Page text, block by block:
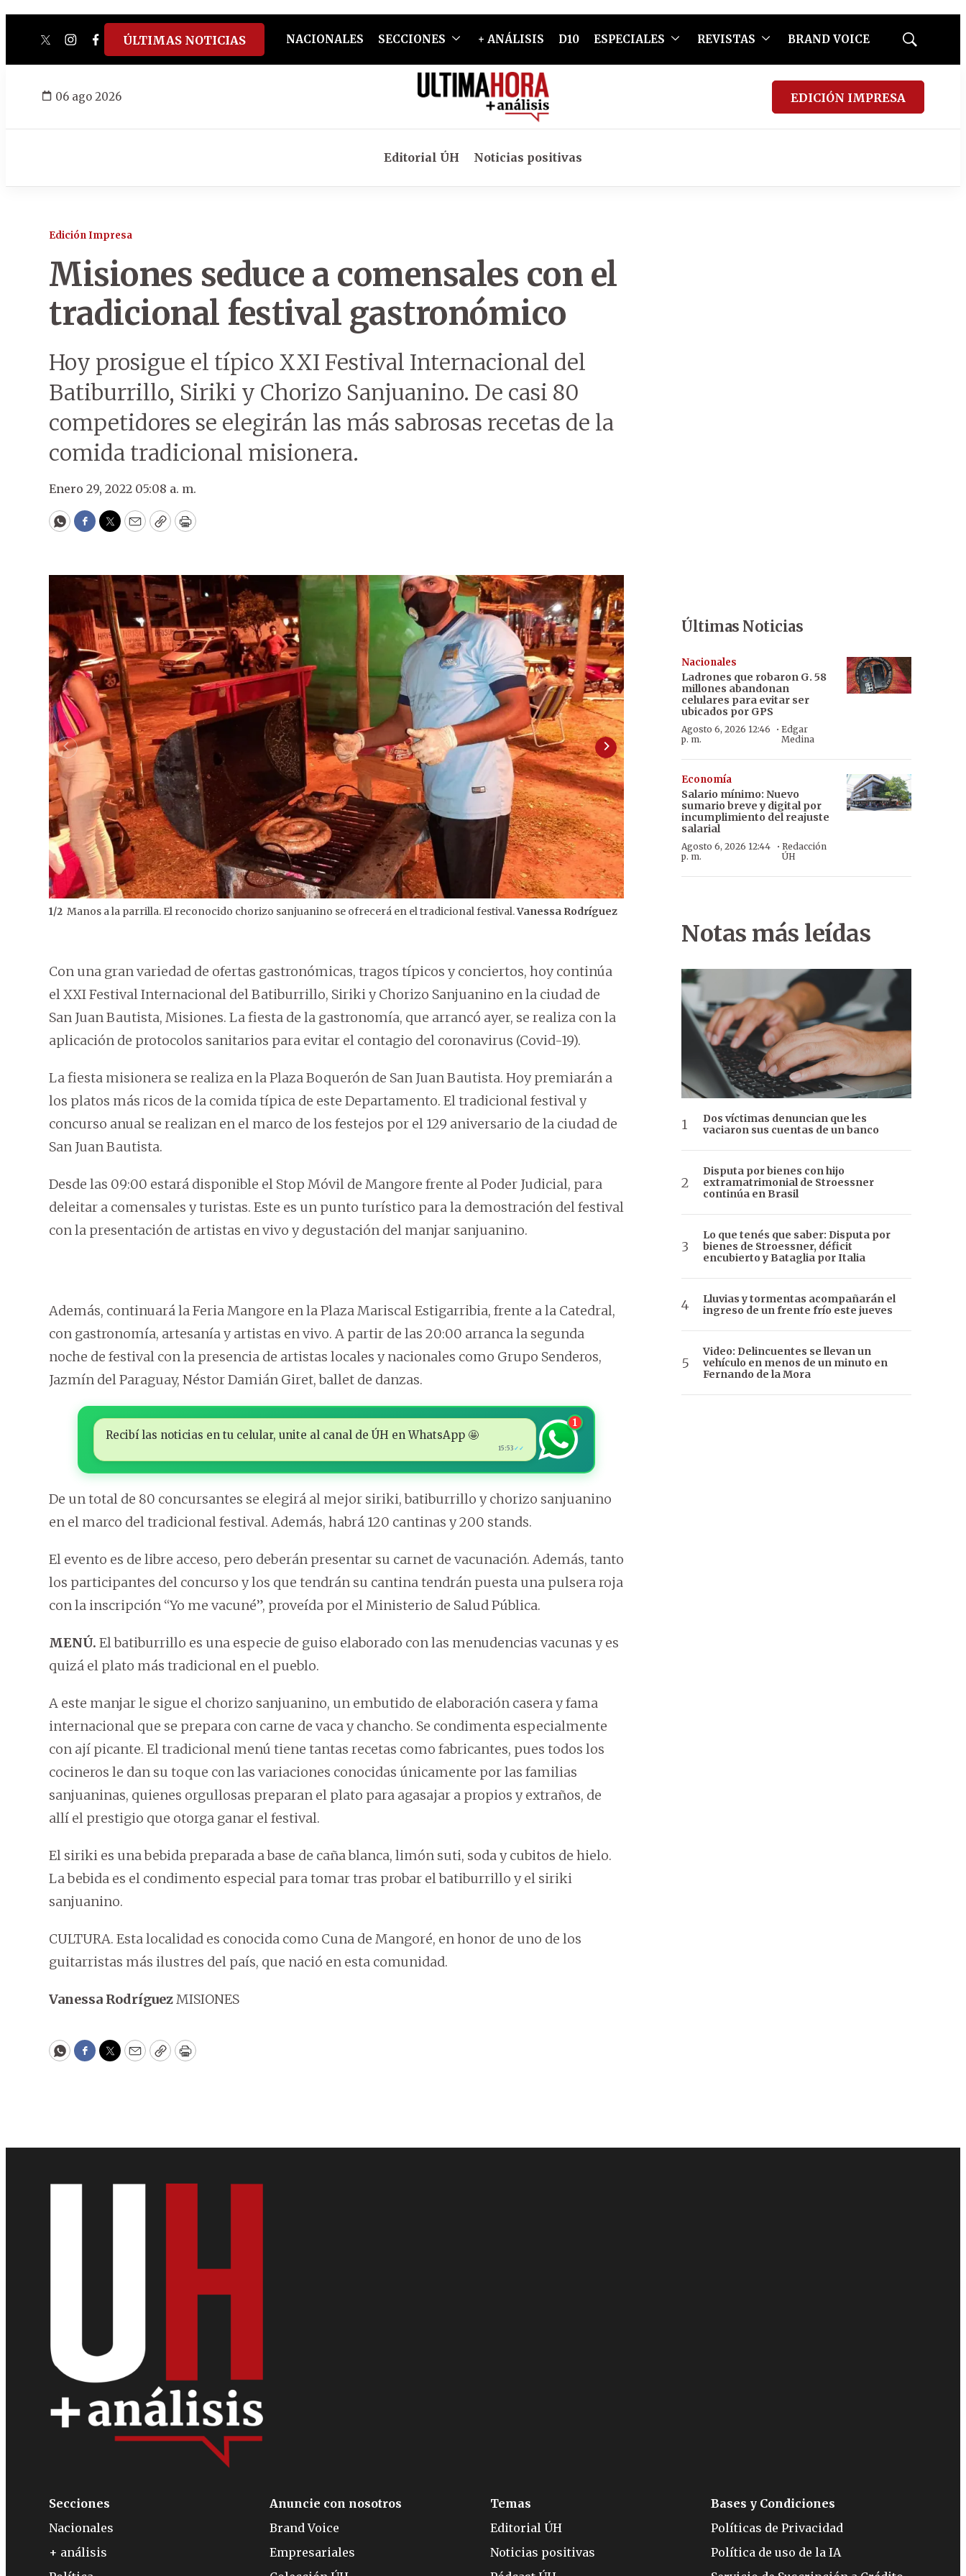
twitterinstagram
facebook
tiktokyoutube
spotify
ÚLTIMAS NOTICIAS NACIONALES SECCIONES + ANÁLISIS D10 ESPECIALES REVISTAS BRAND VOICE
Mostrar
06 ago 2026 EDICIÓN IMPRESA
Editorial ÚH Noticias positivas
Edición Impresa
Misiones seduce a comensales con el
tradicional festival gastronómico
Hoy prosigue el típico XXI Festival Internacional del
Batiburrillo, Siriki y Chorizo Sanjuanino. De casi 80
competidores se elegirán las más sabrosas recetas de la
comida tradicional misionera.
Enero 29, 2022 05:08 a. m.
WhatsApp
Facebook
Twitter
EmailCopyPrint
1/2 Manos a la parrilla. El reconocido chorizo sanjuanino se ofrecerá en el tradicional festival.Vanessa Rodríguez
Con una gran variedad de ofertas gastronómicas, tragos típicos y conciertos, hoy continúa
el XXI Festival Internacional del Batiburrillo, Siriki y Chorizo Sanjuanino en la ciudad de
San Juan Bautista, Misiones. La fiesta de la gastronomía, que arrancó ayer, se realiza con la
aplicación de protocolos sanitarios para evitar el contagio del coronavirus (Covid-19).
La fiesta misionera se realiza en la Plaza Boquerón de San Juan Bautista. Hoy premiarán a
los platos más ricos de la comida típica de este Departamento. El tradicional festival y
concurso anual se realizan en el marco de los festejos por el 129 aniversario de la ciudad de
San Juan Bautista.
Desde las 09:00 estará disponible el Stop Móvil de Mangore frente al Poder Judicial, para
deleitar a comensales y turistas. Este es un punto turístico para la demostración del festival
con la presentación de artistas en vivo y degustación del manjar sanjuanino.
Además, continuará la Feria Mangore en la Plaza Mariscal Estigarribia, frente a la Catedral,
con gastronomía, artesanía y artistas en vivo. A partir de las 20:00 arranca la segunda
noche de festival con la presencia de artistas locales y nacionales como Grupo Senderos,
Jazmín del Paraguay, Néstor Damián Giret, ballet de danzas.
Recibí las noticias en tu celular, unite al canal de ÚH en WhatsApp 🤩
15:53 ✓✓
1
De un total de 80 concursantes se elegirá al mejor siriki, batiburrillo y chorizo sanjuanino
en el marco del tradicional festival. Además, habrá 120 cantinas y 200 stands.
El evento es de libre acceso, pero deberán presentar su carnet de vacunación. Además, tanto
los participantes del concurso y los que tendrán su cantina tendrán puesta una pulsera roja
con la inscripción “Yo me vacuné”, proveída por el Ministerio de Salud Pública.
MENÚ. El batiburrillo es una especie de guiso elaborado con las menudencias vacunas y es
quizá el plato más tradicional en el pueblo.
A este manjar le sigue el chorizo sanjuanino, un embutido de elaboración casera y fama
internacional que se prepara con carne de vaca y chancho. Se condimenta especialmente
con ají picante. El tradicional menú tiene tantas recetas como fabricantes, pues todos los
cocineros le dan su toque con las variaciones conocidas únicamente por las familias
sanjuaninas, quienes orgullosas preparan el plato para agasajar a propios y extraños, de
allí el prestigio que otorga ganar el festival.
El siriki es una bebida preparada a base de caña blanca, limón suti, soda y cubitos de hielo.
La bebida es el condimento especial para tomar tras probar el batiburrillo y el siriki
sanjuanino.
CULTURA. Esta localidad es conocida como Cuna de Mangoré, en honor de uno de los
guitarristas más ilustres del país, que nació en esta comunidad.
Vanessa RodríguezMISIONES
WhatsApp
Facebook
Twitter
EmailCopyPrint
Últimas Noticias
Nacionales
Ladrones que robaron G. 58
millones abandonan
celulares para evitar ser
ubicados por GPS
Agosto 6, 2026 12:46
p. m.
· Edgar
Medina
Economía
Salario mínimo: Nuevo
sumario breve y digital por
incumplimiento del reajuste
salarial
Agosto 6, 2026 12:44
p. m.
· Redacción
ÚH
Notas más leídas
Dos víctimas denuncian que les
vaciaron sus cuentas de un banco
Disputa por bienes con hijo
extramatrimonial de Stroessner
continúa en Brasil
Lo que tenés que saber: Disputa por
bienes de Stroessner, déficit
encubierto y Bataglia por Italia
Lluvias y tormentas acompañarán el
ingreso de un frente frío este jueves
Video: Delincuentes se llevan un
vehículo en menos de un minuto en
Fernando de la Mora
Secciones
Nacionales
+ análisis
Anuncie con nosotros
Brand Voice
Empresariales
Temas
Editorial ÚH
Noticias positivas
Bases y Condiciones
Políticas de Privacidad
Política de uso de la IA